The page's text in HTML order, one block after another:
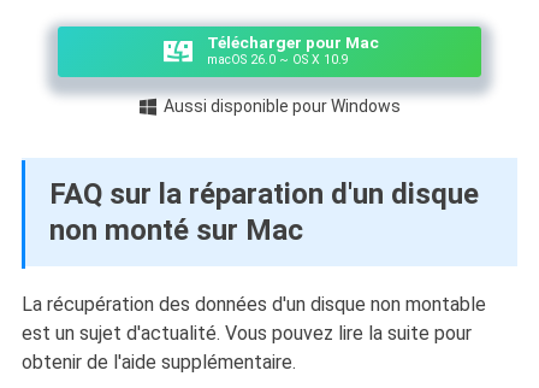
Télécharger pour Mac
macOS 26.0 ~ OS X 10.9
 Aussi disponible pour Windows
FAQ sur la réparation d'un disque
non monté sur Mac
La récupération des données d'un disque non montable
est un sujet d'actualité. Vous pouvez lire la suite pour
obtenir de l'aide supplémentaire.